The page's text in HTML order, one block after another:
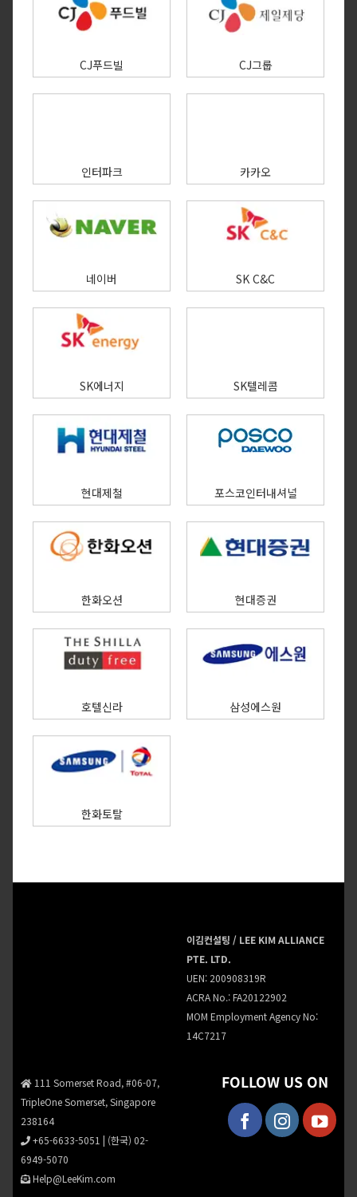
CJ푸드빌 CJ그룹
인터파크 카카오
네이버 SK C&C
SK에너지 SK텔레콤
현대제철 포스코인터내셔널
한화오션 현대증권
호텔신라 삼성에스원
한화토탈
이김컨설팅 / LEE KIM ALLIANCE
PTE. LTD.
UEN: 200908319R
ACRA No.: FA20122902
MOM Employment Agency No:
14C7217
111 Somerset Road, #06-07,
TripleOne Somerset, Singapore
238164
+65-6633-5051
(한국) 02-
6949-5070
Help@LeeKim.com
FOLLOW US ON